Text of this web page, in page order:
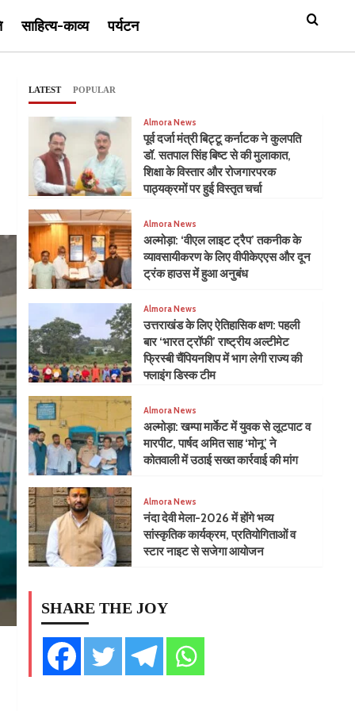
साहित्य-काव्य पर्यटन
LATEST POPULAR
Almora News
पूर्व दर्जा मंत्री बिट्टू कर्नाटक ने कुलपति
डॉ. सतपाल सिंह बिष्ट से की मुलाकात,
शिक्षा के विस्तार और रोजगारपरक
पाठ्यक्रमों पर हुई विस्तृत चर्चा
Almora News
अल्मोड़ा: ‘वीएल लाइट ट्रैप’ तकनीक के
व्यावसायीकरण के लिए वीपीकेएएस और दून
ट्रंक हाउस में हुआ अनुबंध
Almora News
उत्तराखंड के लिए ऐतिहासिक क्षण: पहली
बार ‘भारत ट्रॉफी’ राष्ट्रीय अल्टीमेट
फ्रिस्बी चैंपियनशिप में भाग लेगी राज्य की
फ्लाइंग डिस्क टीम
Almora News
​अल्मोड़ा: खम्पा मार्केट में युवक से लूटपाट व
मारपीट, पार्षद अमित साह ‘मोनू’ ने
कोतवाली में उठाई सख्त कार्रवाई की मांग
Almora News
नंदा देवी मेला-2026 में होंगे भव्य
सांस्कृतिक कार्यक्रम, प्रतियोगिताओं व
स्टार नाइट से सजेगा आयोजन
SHARE THE JOY